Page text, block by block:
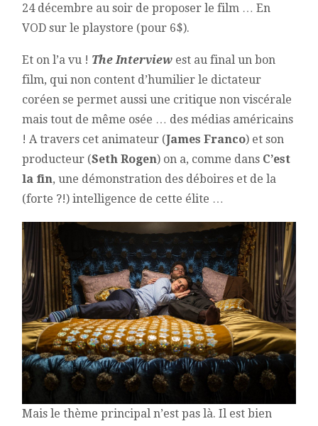
24 décembre au soir de proposer le film … En
VOD sur le playstore (pour 6$).
Et on l’a vu ! The Interview est au final un bon
film, qui non content d’humilier le dictateur
coréen se permet aussi une critique non viscérale
mais tout de même osée … des médias américains
! A travers cet animateur (James Franco) et son
producteur (Seth Rogen) on a, comme dans C’est
la fin, une démonstration des déboires et de la
(forte ?!) intelligence de cette élite …
Mais le thème principal n’est pas là. Il est bien